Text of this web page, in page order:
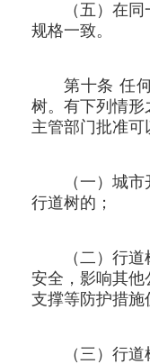
（五）在
规格一致。
第十条 任
树。有下列情
主管部门批准可
（一）城
行道树的；
（二）行
安全，影响其他
支撑等防护措施
（三）行